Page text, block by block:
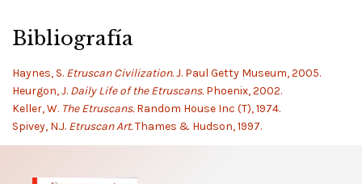
Bibliografía
Haynes, S. Etruscan Civilization.J. Paul Getty Museum, 2005.
Heurgon, J. Daily Life of the Etruscans.Phoenix, 2002.
Keller, W. The Etruscans.Random House Inc (T), 1974.
Spivey, N.J. Etruscan Art.Thames & Hudson, 1997.